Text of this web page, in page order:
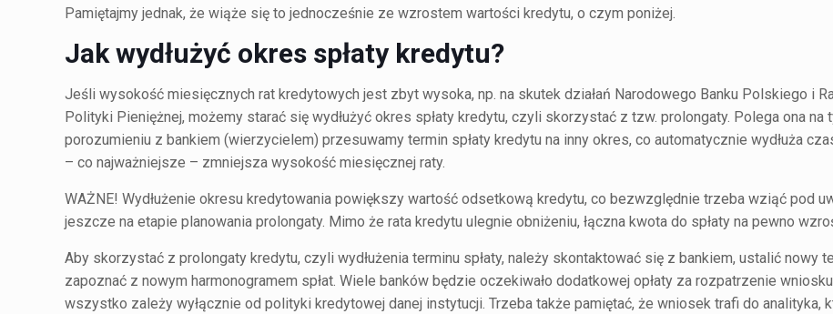
Pamiętajmy jednak, że wiąże się to jednocześnie ze wzrostem wartości kredytu, o czym poniżej.
Jak wydłużyć okres spłaty kredytu?
Jeśli wysokość miesięcznych rat kredytowych jest zbyt wysoka, np. na skutek działań Narodowego Banku Polskiego i
Polityki Pieniężnej, możemy starać się wydłużyć okres spłaty kredytu, czyli skorzystać z tzw. prolongaty. Polega ona na
porozumieniu z bankiem (wierzycielem) przesuwamy termin spłaty kredytu na inny okres, co automatycznie wydłuża
– co najważniejsze – zmniejsza wysokość miesięcznej raty.
WAŻNE! Wydłużenie okresu kredytowania powiększy wartość odsetkową kredytu, co bezwzględnie trzeba wziąć pod
jeszcze na etapie planowania prolongaty. Mimo że rata kredytu ulegnie obniżeniu, łączna kwota do spłaty na pewno
Aby skorzystać z prolongaty kredytu, czyli wydłużenia terminu spłaty, należy skontaktować się z bankiem, ustalić nowy
zapoznać z nowym harmonogramem spłat. Wiele banków będzie oczekiwało dodatkowej opłaty za rozpatrzenie
wszystko zależy wyłącznie od polityki kredytowej danej instytucji. Trzeba także pamiętać, że wniosek trafi do analityka,